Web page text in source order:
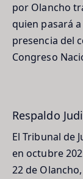
por Olancho
quien pasará
presencia del
Congreso
Respaldo
El Tribunal de
en octubre
22 de